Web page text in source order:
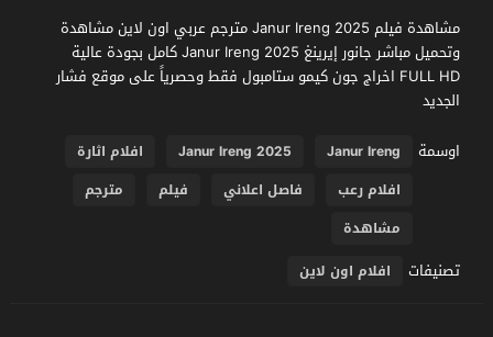
مشاهدة فيلم Janur Ireng 2025 مترجم عربي اون لاين مشاهدة
وتحميل مباشر جانور إيرينغ Janur Ireng 2025 كامل بجودة عالية
FULL HD اخراج جون كيمو ستامبول فقط وحصرياً على موقع فشار
الجديد
اوسمة
Janur Ireng
Janur Ireng 2025
افلام اثارة
افلام رعب
فاصل اعلاني فيلم
مترجم
مشاهدة
تصنيفات افلام اون لاين